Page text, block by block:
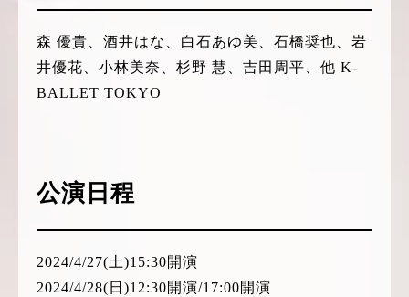
森 優貴、酒井はな、白石あゆ美、石橋奨也、岩
井優花、小林美奈、杉野 慧、吉田周平、他 K-
BALLET TOKYO
公演日程
2024/4/27(土)15:30開演
2024/4/28(日)12:30開演/17:00開演